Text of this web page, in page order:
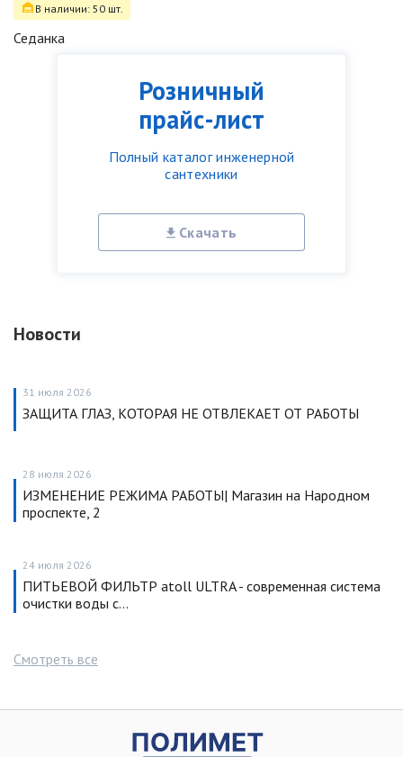
Розничный
прайс-лист
Полный каталог инженерной
сантехники
Скачать
Новости
31 июля 2026
ЗАЩИТА ГЛАЗ, КОТОРАЯ НЕ ОТВЛЕКАЕТ ОТ РАБОТЫ
28 июля 2026
ИЗМЕНЕНИЕ РЕЖИМА РАБОТЫ| Магазин на Народном
проспекте, 2
24 июля 2026
ПИТЬЕВОЙ ФИЛЬТР atoll ULTRA - современная система
очистки воды с…
Смотреть все
В наличии: 50 шт.
Седанка